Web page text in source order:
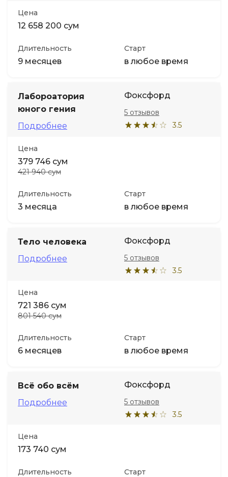
Цена
12 658 200 сум
Длительность
9 месяцев
Старт
в любое время
Лабороатория
юного гения
Подробнее
Фоксфорд
3.5
5 отзывов
Цена
379 746 сум
421 940 сум
Длительность
3 месяца
Старт
в любое время
Тело человека
Подробнее
Фоксфорд
3.5
5 отзывов
Цена
721 386 сум
801 540 сум
Длительность
6 месяцев
Старт
в любое время
Всё обо всём
Подробнее
Фоксфорд
3.5
5 отзывов
Цена
173 740 сум
Длительность Старт